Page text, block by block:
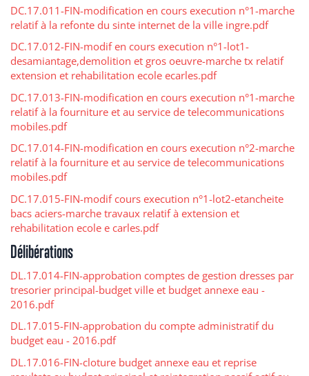
DC.17.011-FIN-modification en cours execution n°1-marche
relatif à la refonte du sinte internet de la ville ingre.pdf
DC.17.012-FIN-modif en cours execution n°1-lot1-
desamiantage,demolition et gros oeuvre-marche tx relatif
extension et rehabilitation ecole ecarles.pdf
DC.17.013-FIN-modification en cours execution n°1-marche
relatif à la fourniture et au service de telecommunications
mobiles.pdf
DC.17.014-FIN-modification en cours execution n°2-marche
relatif à la fourniture et au service de telecommunications
mobiles.pdf
DC.17.015-FIN-modif cours execution n°1-lot2-etancheite
bacs aciers-marche travaux relatif à extension et
rehabilitation ecole e carles.pdf
Délibérations
DL.17.014-FIN-approbation comptes de gestion dresses par
tresorier principal-budget ville et budget annexe eau -
2016.pdf
DL.17.015-FIN-approbation du compte administratif du
budget eau - 2016.pdf
DL.17.016-FIN-cloture budget annexe eau et reprise